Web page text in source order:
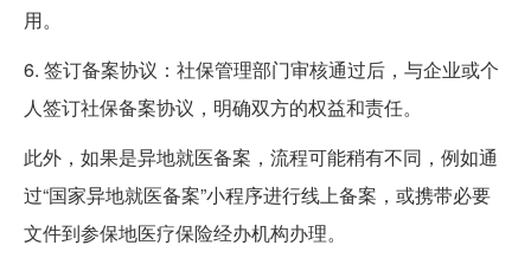
用。
6. 签订备案协议：社保管理部门审核通过后，与企业或个
人签订社保备案协议，明确双方的权益和责任。
此外，如果是异地就医备案，流程可能稍有不同，例如通
过“国家异地就医备案”小程序进行线上备案，或携带必要
文件到参保地医疗保险经办机构办理。